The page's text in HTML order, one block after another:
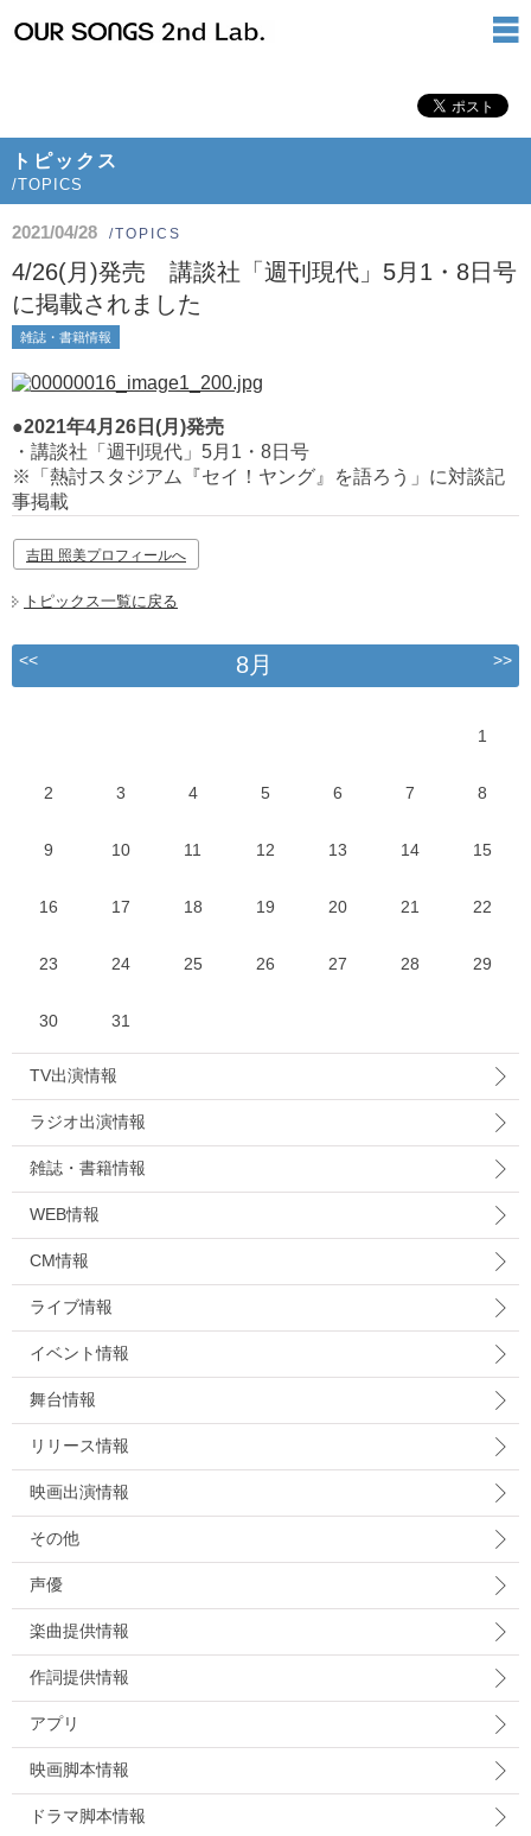
トピックス
/TOPICS
2021/04/28 /TOPICS
4/26(月)発売 講談社「週刊現代」5月1・8日号
に掲載されました
雑誌・書籍情報
●2021年4月26日(月)発売
・講談社「週刊現代」5月1・8日号
※「熱討スタジアム『セイ！ヤング』を語ろう」に対談記
事掲載
吉田 照美プロフィールへ
トピックス一覧に戻る
<< 8月 >>
1
2 3 4 5 6 7 8
9 10 11 12 13 14 15
16 17 18 19 20 21 22
23 24 25 26 27 28 29
30 31
TV出演情報
ラジオ出演情報
雑誌・書籍情報
WEB情報
CM情報
ライブ情報
イベント情報
舞台情報
リリース情報
映画出演情報
その他
声優
楽曲提供情報
作詞提供情報
アプリ
映画脚本情報
ドラマ脚本情報